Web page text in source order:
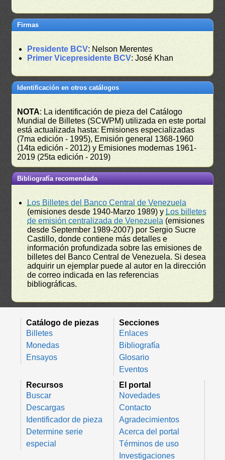
Firmas
Presidente BCV: Nelson Merentes
Primer Vicepresidente BCV: José Khan
Identificación en otros catálogos
NOTA: La identificación de pieza del Catálogo
Mundial de Billetes (SCWPM) utilizada en este portal
está actualizada hasta: Emisiones especializadas
(7ma edición - 1995), Emisión general 1368-1960
(14ta edición - 2012) y Emisiones modernas 1961-
2019 (25ta edición - 2019)
Bibliografía recomendada
Los Billetes del Banco Central de Venezuela
(emisiones desde 1940-Marzo 1989) y Los billetes
de emisión centralizada de Venezuela (emisiones
desde September 1989-2007) por Sergio Sucre
Castillo, donde contiene más detalles e
información profundizada sobre las emisiones de
billetes del Banco Central de Venezuela. Si desea
adquirir un ejemplar puede al autor en la dirección
de correo indicada en las referencias
bibliográficas.
Catálogo de piezas
Billetes
Monedas
Ensayos
Secciones
Enlaces
Bibliografía
Glosario
Eventos
Recursos
Buscar
Descargas
Identificador de pieza
Determine serie
especial
El portal
Novedades
Contacto
Agradecimientos
Acerca del portal
Términos de uso
Investigaciones